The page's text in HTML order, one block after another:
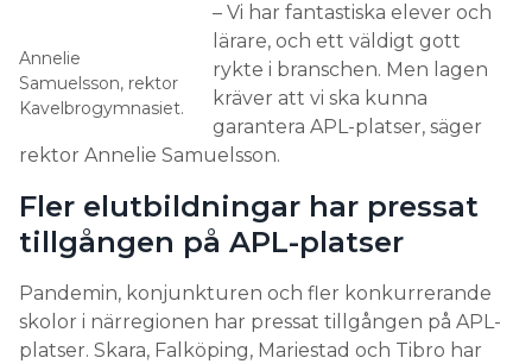
Annelie
Samuelsson, rektor
Kavelbrogymnasiet.
– Vi har fantastiska elever och
lärare, och ett väldigt gott
rykte i branschen. Men lagen
kräver att vi ska kunna
garantera APL-platser, säger
rektor Annelie Samuelsson.
Fler elutbildningar har pressat
tillgången på APL-platser
Pandemin, konjunkturen och fler konkurrerande
skolor i närregionen har pressat tillgången på APL-
platser. Skara, Falköping, Mariestad och Tibro har